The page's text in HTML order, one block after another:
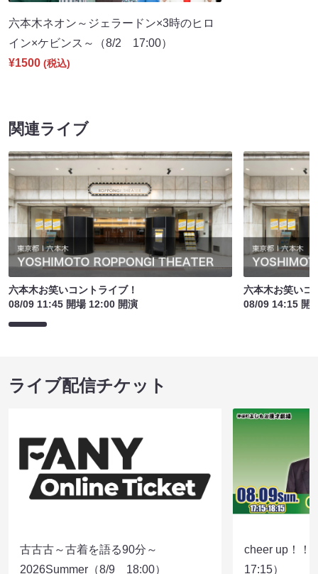
六本木ネオン～ジェラードン×3時のヒロ
イン×ケビンス～（8/2 17:00）
¥1500 (税込)
関連ライブ
六本木お笑いコントライブ！
08/09 11:45 開場 12:00 開演
六本木お笑いコ
08/09 14:15 開
ライブ配信チケット
古古古～古着を語る90分～
2026Summer（8/9 18:00）
cheer up！
17:15）